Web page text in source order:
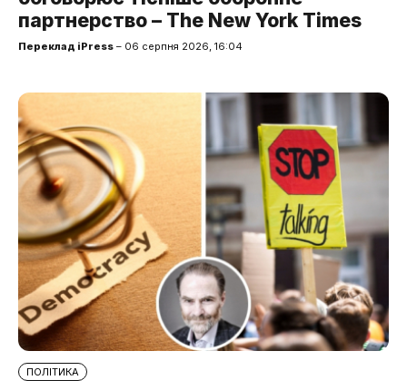
партнерство – The New York Times
Переклад iPress – 06 серпня 2026, 16:04
ПОЛІТИКА